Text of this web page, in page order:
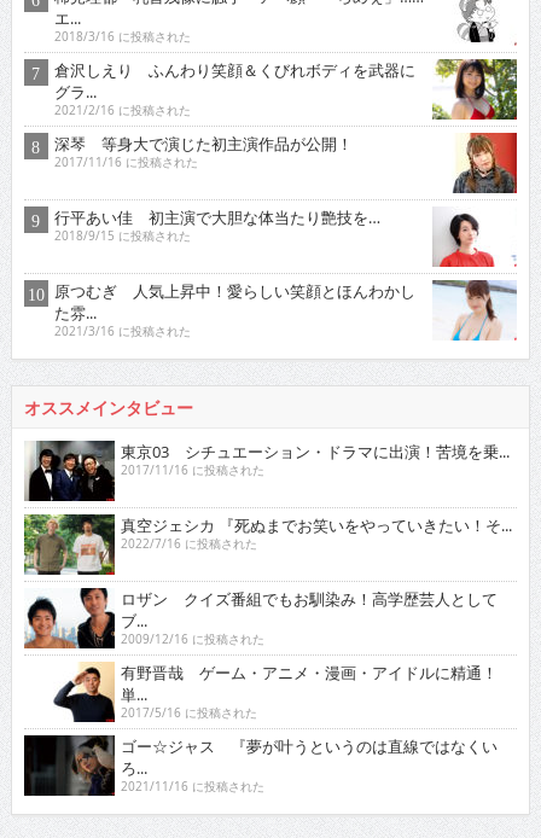
エ...
2018/3/16 に投稿された
倉沢しえり ふんわり笑顔＆くびれボディを武器に
グラ...
2021/2/16 に投稿された
深琴 等身大で演じた初主演作品が公開！
2017/11/16 に投稿された
行平あい佳 初主演で大胆な体当たり艶技を…
2018/9/15 に投稿された
原つむぎ 人気上昇中！愛らしい笑顔とほんわかし
た雰...
2021/3/16 に投稿された
オススメインタビュー
東京03 シチュエーション・ドラマに出演！苦境を乗...
2017/11/16 に投稿された
真空ジェシカ 『死ぬまでお笑いをやっていきたい！そ...
2022/7/16 に投稿された
ロザン クイズ番組でもお馴染み！高学歴芸人として
ブ...
2009/12/16 に投稿された
有野晋哉 ゲーム・アニメ・漫画・アイドルに精通！
単...
2017/5/16 に投稿された
ゴー☆ジャス 『夢が叶うというのは直線ではなくい
ろ...
2021/11/16 に投稿された